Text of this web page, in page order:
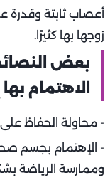
أعصاب ثابتة وقدرة
زوجها بها كثيرًا.
بعض
الاهتمام
- محاولة الحفاظ
- الإهتمام بجسم
وممارسة الرياضة